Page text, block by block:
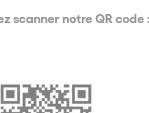
scanner notre QR code :